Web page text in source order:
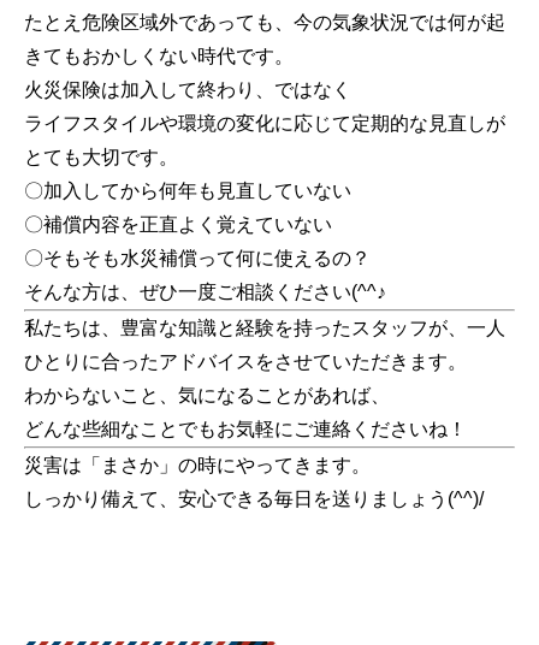
たとえ危険区域外であっても、今の気象状況では何が起
きてもおかしくない時代です。
火災保険は加入して終わり、ではなく
ライフスタイルや環境の変化に応じて定期的な見直しが
とても大切です。
〇加入してから何年も見直していない
〇補償内容を正直よく覚えていない
〇そもそも水災補償って何に使えるの？
そんな方は、ぜひ一度ご相談ください(^^♪
私たちは、豊富な知識と経験を持ったスタッフが、一人
ひとりに合ったアドバイスをさせていただきます。
わからないこと、気になることがあれば、
どんな些細なことでもお気軽にご連絡くださいね！
災害は「まさか」の時にやってきます。
しっかり備えて、安心できる毎日を送りましょう(^^)/